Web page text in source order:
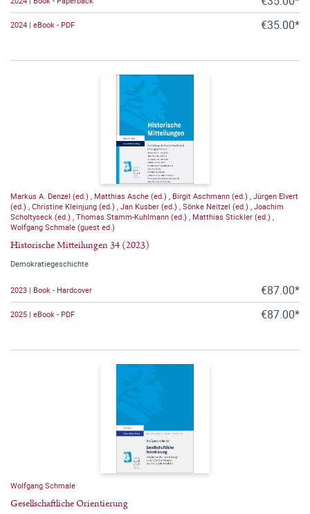
2024 | eBook - PDF €35.00*
Markus A. Denzel (ed.) Matthias Asche (ed.) Birgit Aschmann (ed.) Jürgen Elvert
(ed.) Christine Kleinjung (ed.) Jan Kusber (ed.) Sönke Neitzel (ed.) Joachim
Scholtyseck (ed.) Thomas Stamm-Kuhlmann (ed.) Matthias Stickler (ed.)
Wolfgang Schmale (guest ed.)
Historische Mitteilungen 34 (2023)
Demokratiegeschichte
2023 | Book - Hardcover €87.00*
2025 | eBook - PDF €87.00*
Wolfgang Schmale
Gesellschaftliche Orientierung